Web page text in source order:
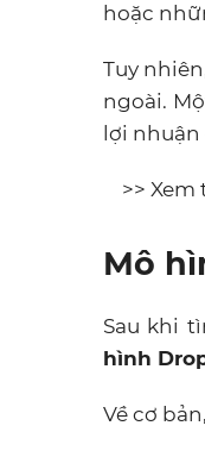
hoặc
Tuy
ngoài.
lợi
>> Xem
Mô
Sau khi
hình
Về cơ